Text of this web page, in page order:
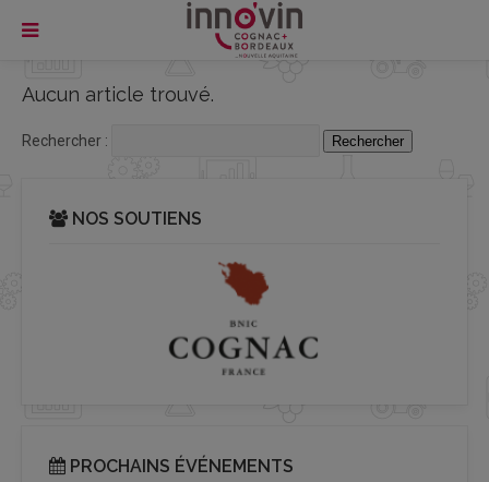
Aucun article trouvé.
Rechercher :
NOS SOUTIENS
PROCHAINS ÉVÉNEMENTS